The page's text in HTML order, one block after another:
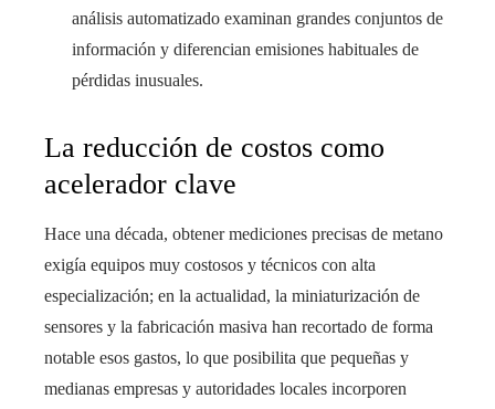
análisis automatizado examinan grandes conjuntos de
información y diferencian emisiones habituales de
pérdidas inusuales.
La reducción de costos como
acelerador clave
Hace una década, obtener mediciones precisas de metano
exigía equipos muy costosos y técnicos con alta
especialización; en la actualidad, la miniaturización de
sensores y la fabricación masiva han recortado de forma
notable esos gastos, lo que posibilita que pequeñas y
medianas empresas y autoridades locales incorporen